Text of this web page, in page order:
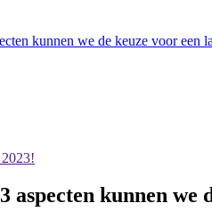
kunnen we de keuze voor een
aspecten kunnen